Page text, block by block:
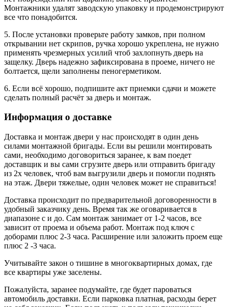
Монтажники удалят заводскую упаковку и продемонстрируют
все что понадобится.
5. После установки проверьте работу замков, при полном
открывании нет скрипов, ручка хорошо укреплена, не нужно
применять чрезмерных усилий чтоб захлопнуть дверь на
защелку. Дверь надежно зафиксирована в проеме, ничего не
болтается, щели заполнены пеногерметиком.
6. Если всё хорошо, подпишите акт приемки сдачи и можете
сделать полный расчёт за дверь и монтаж.
Информация о доставке
Доставка и монтаж двери у нас происходят в один день
силами монтажной бригады. Если вы решили монтировать
сами, необходимо договориться заранее, к вам поедет
доставщик и вы сами сгрузите дверь или отправить бригаду
из 2х человек, чтоб вам выгрузили дверь и помогли поднять
на этаж. Двери тяжелые, один человек может не справиться!
Доставка происходит по предварительной договоренности в
удобный заказчику день. Время так же оговаривается в
диапазоне с и до. Сам монтаж занимает от 1-2 часов, все
зависит от проема и объема работ. Монтаж под ключ с
доборами плюс 2-3 часа. Расширение или заложить проем еще
плюс 2 -3 часа.
Учитывайте закон о тишине в многоквартирных домах, где
все квартиры уже заселены.
Пожалуйста, заранее подумайте, где будет пароваться
автомобиль доставки. Если парковка платная, расходы берет